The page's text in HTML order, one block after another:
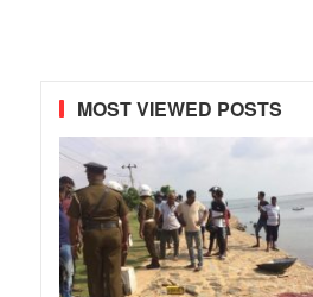
MOST VIEWED POSTS